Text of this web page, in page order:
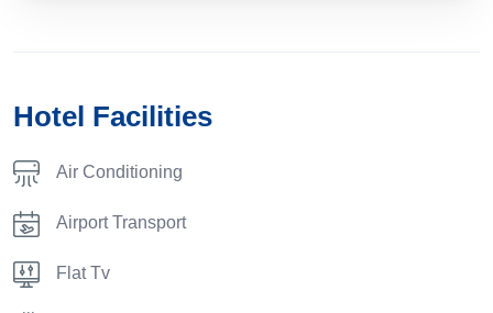
Hotel Facilities
Air Conditioning
Airport Transport
Flat Tv